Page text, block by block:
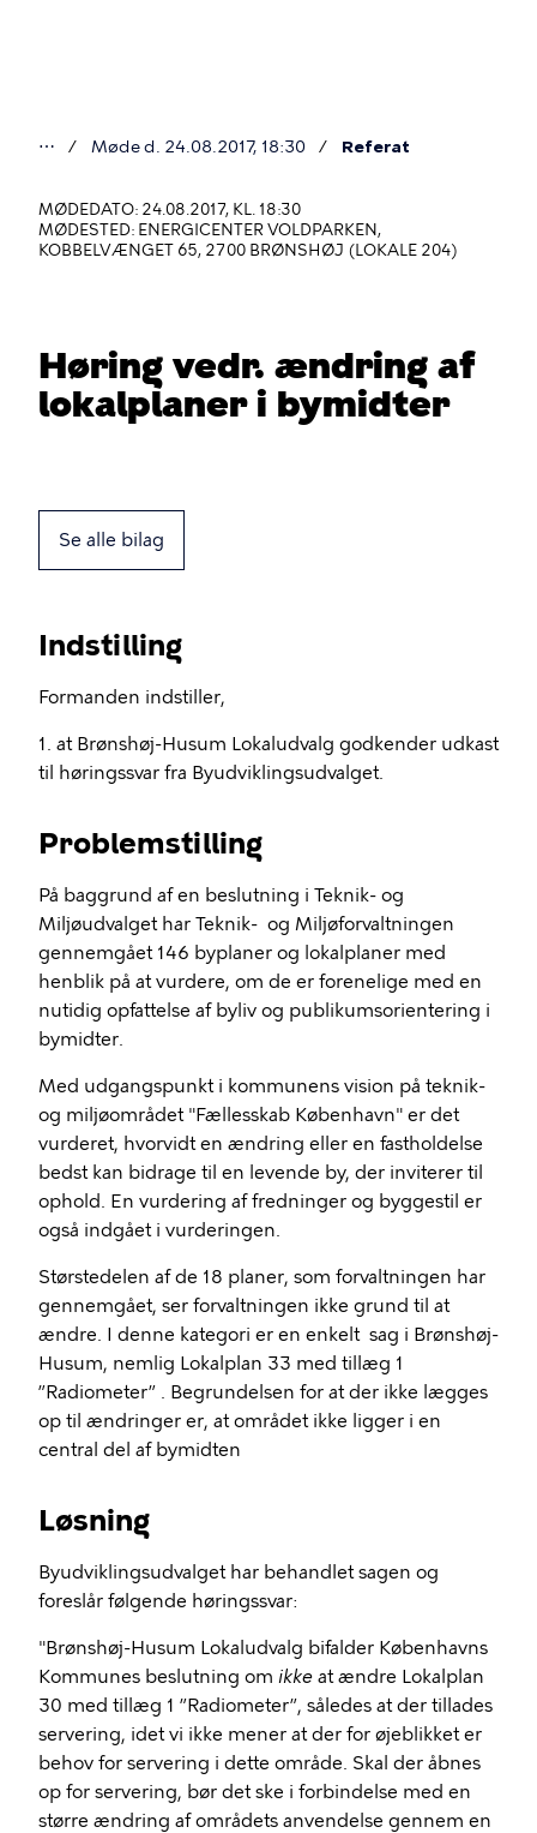
er
her
⋯ Møde d. 24.08.2017, 18:30 Referat
MØDEDATO: 24.08.2017, KL. 18:30
MØDESTED: ENERGICENTER VOLDPARKEN,
KOBBELVÆNGET 65, 2700 BRØNSHØJ (LOKALE 204)
Høring vedr. ændring af
lokalplaner i bymidter
Se alle bilag
Indstilling
Formanden indstiller,
1. at Brønshøj-Husum Lokaludvalg godkender udkast
til høringssvar fra Byudviklingsudvalget.
Problemstilling
På baggrund af en beslutning i Teknik- og
Miljøudvalget har Teknik- og Miljøforvaltningen
gennemgået 146 byplaner og lokalplaner med
henblik på at vurdere, om de er forenelige med en
nutidig opfattelse af byliv og publikumsorientering i
bymidter.
Med udgangspunkt i kommunens vision på teknik-
og miljøområdet "Fællesskab København" er det
vurderet, hvorvidt en ændring eller en fastholdelse
bedst kan bidrage til en levende by, der inviterer til
ophold. En vurdering af fredninger og byggestil er
også indgået i vurderingen.
Størstedelen af de 18 planer, som forvaltningen har
gennemgået, ser forvaltningen ikke grund til at
ændre. I denne kategori er en enkelt sag i Brønshøj-
Husum, nemlig Lokalplan 33 med tillæg 1
”Radiometer” . Begrundelsen for at der ikke lægges
op til ændringer er, at området ikke ligger i en
central del af bymidten
Løsning
Byudviklingsudvalget har behandlet sagen og
foreslår følgende høringssvar:
"Brønshøj-Husum Lokaludvalg bifalder Københavns
Kommunes beslutning om ikke at ændre Lokalplan
30 med tillæg 1 ”Radiometer”, således at der tillades
servering, idet vi ikke mener at der for øjeblikket er
behov for servering i dette område. Skal der åbnes
op for servering, bør det ske i forbindelse med en
større ændring af områdets anvendelse gennem en